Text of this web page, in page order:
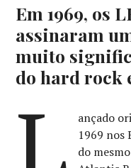
Em 1969, os
assinaram
muito
do hard rock
ançado
1969 nos
do